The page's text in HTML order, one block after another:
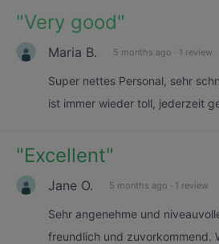
"Very good"
Maria B. 5 months ago · 1 review
Super nettes Personal, sehr
ist immer wieder toll, jederzeit
"Excellent"
Jane O. 5 months ago · 1 review
Sehr angenehme und
freundlich und zuvorkommend.